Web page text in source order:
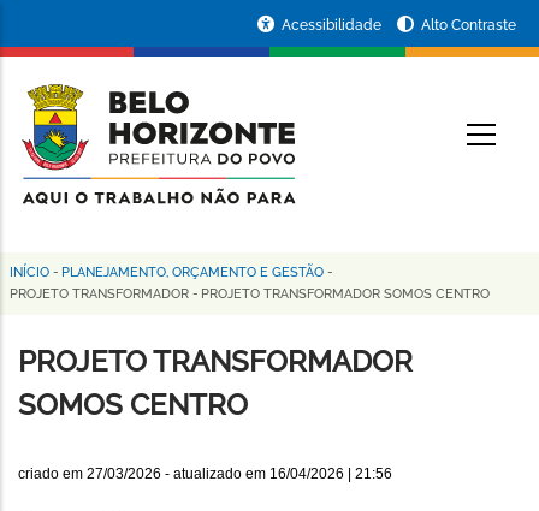
conteúdo
principal
da
Prefeitura
de
Horizonte
Acessibilidade Alto Contraste
Trilha
navegação
INÍCIO - PLANEJAMENTO, ORÇAMENTO E GESTÃO -
PROJETO TRANSFORMADOR - PROJETO TRANSFORMADOR SOMOS CENTRO
PROJETO TRANSFORMADOR
SOMOS CENTRO
criado em 27/03/2026 - atualizado em 16/04/2026 | 21:56